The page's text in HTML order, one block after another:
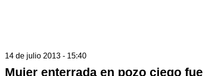
14 de julio 2013 - 15:40
Mujer enterrada en pozo ciego fue